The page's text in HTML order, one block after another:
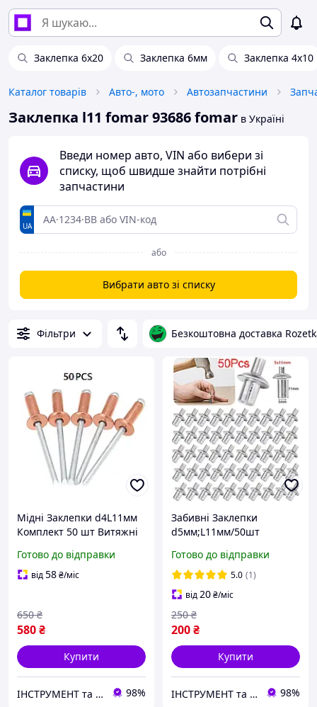
Заклепка 6х20 Заклепка 6мм Заклепка 4х10
Каталог товарів Авто-, мото Автозапчастини
Заклепка l11 fomar 93686 fomar в Україні
Введи номер авто, VIN або вибери зі
списку, щоб швидше знайти потрібні
запчастини
UA
або
Вибрати авто зі списку
Фільтри Безкоштовна доставка
Мідні Заклепки d4L11мм
Комплект 50 шт Витяжні
4x11-Cu)
Готово до відправки
від58₴/міс
580₴
650 ₴
Купити
ІНСТРУМЕНТ та МЕТИЗИ 98%
Забивні Заклепки
d5мм;L11мм/50шт
(URZ-5x11-AL)
Готово до відправки
5.0 (1)
від20₴/міс
200₴
250 ₴
Купити
ІНСТРУМЕНТ та МЕТИЗИ 98%